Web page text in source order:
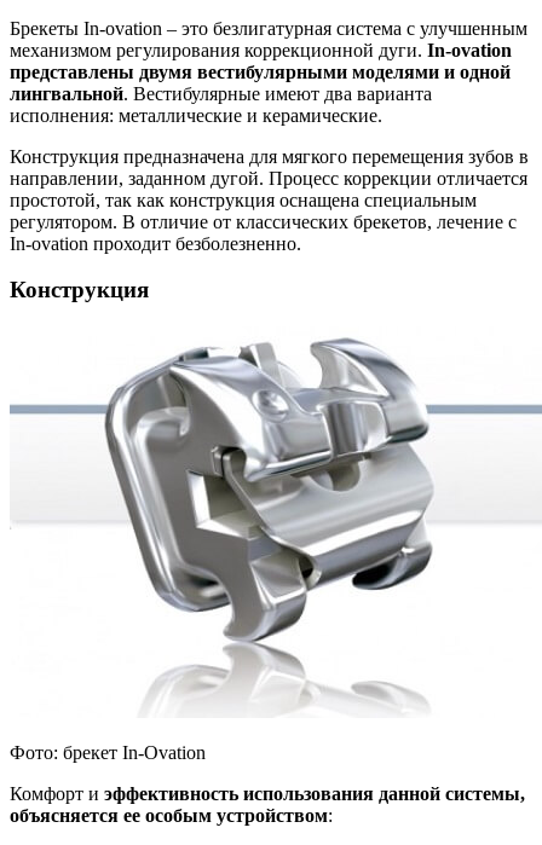
Брекеты In-ovation – это безлигатурная система с улучшенным
механизмом регулирования коррекционной дуги. In-ovation
представлены двумя вестибулярными моделями и одной
лингвальной. Вестибулярные имеют два варианта
исполнения: металлические и керамические.
Конструкция предназначена для мягкого перемещения зубов в
направлении, заданном дугой. Процесс коррекции отличается
простотой, так как конструкция оснащена специальным
регулятором. В отличие от классических брекетов, лечение с
In-ovation проходит безболезненно.
Конструкция
Фото: брекет In-Ovation
Комфорт и эффективность использования данной системы,
объясняется ее особым устройством: